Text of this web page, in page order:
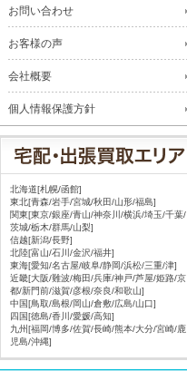
お問い合わせ
お客様の声
会社概要
個人情報保護方針
北海道[札幌/函館]
東北[青森/岩手/宮城/秋田/山形/福島]
関東[東京/銀座/青山/神奈川/横浜/埼玉/千葉/
茨城/栃木/群馬/山梨]
信越[新潟/長野]
北陸[富山/石川/金沢/福井]
東海[愛知/名古屋/岐阜/静岡/浜松/三重/津]
近畿[大阪/難波/梅田/兵庫/神戸/芦屋/姫路/京
都/新門前/滋賀/彦根/奈良/和歌山]
中国[鳥取/島根/岡山/倉敷/広島/山口]
四国[徳島/香川/愛媛/高知]
九州[福岡/博多/佐賀/長崎/熊本/大分/宮崎/鹿
児島/沖縄]